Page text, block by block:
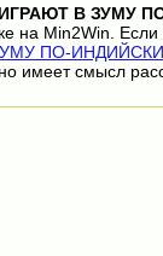
В ЗУМУ
на Min2Win.
ПО-ИНДИЙСКИ
имеет смысл